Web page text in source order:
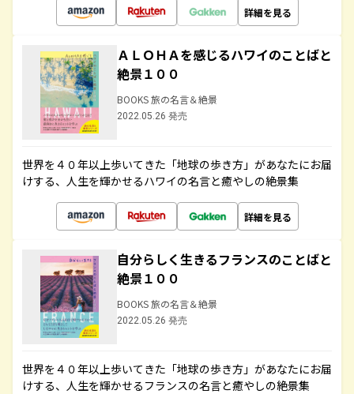
詳細を見る
ＡＬＯＨＡを感じるハワイのことばと
絶景１００
BOOKS 旅の名言＆絶景
2022.05.26 発売
世界を４０年以上歩いてきた「地球の歩き方」があなたにお届
けする、人生を輝かせるハワイの名言と癒やしの絶景集
詳細を見る
自分らしく生きるフランスのことばと
絶景１００
BOOKS 旅の名言＆絶景
2022.05.26 発売
世界を４０年以上歩いてきた「地球の歩き方」があなたにお届
けする、人生を輝かせるフランスの名言と癒やしの絶景集